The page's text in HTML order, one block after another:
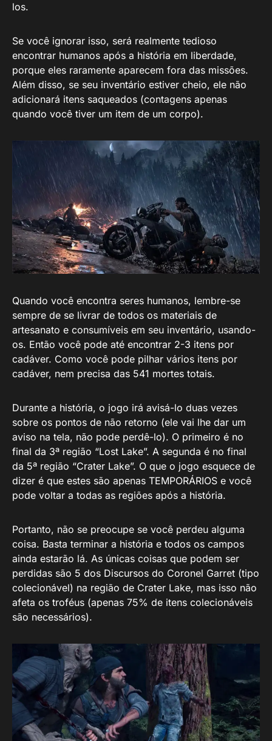
los.
Se você ignorar isso, será realmente tedioso
encontrar humanos após a história em liberdade,
porque eles raramente aparecem fora das missões.
Além disso, se seu inventário estiver cheio, ele não
adicionará itens saqueados (contagens apenas
quando você tiver um item de um corpo).
Quando você encontra seres humanos, lembre-se
sempre de se livrar de todos os materiais de
artesanato e consumíveis em seu inventário, usando-
os. Então você pode até encontrar 2-3 itens por
cadáver. Como você pode pilhar vários itens por
cadáver, nem precisa das 541 mortes totais.
Durante a história, o jogo irá avisá-lo duas vezes
sobre os pontos de não retorno (ele vai lhe dar um
aviso na tela, não pode perdê-lo). O primeiro é no
final da 3ª região “Lost Lake”. A segunda é no final
da 5ª região “Crater Lake”. O que o jogo esquece de
dizer é que estes são apenas TEMPORÁRIOS e você
pode voltar a todas as regiões após a história.
Portanto, não se preocupe se você perdeu alguma
coisa. Basta terminar a história e todos os campos
ainda estarão lá. As únicas coisas que podem ser
perdidas são 5 dos Discursos do Coronel Garret (tipo
colecionável) na região de Crater Lake, mas isso não
afeta os troféus (apenas 75% de itens colecionáveis
são necessários).